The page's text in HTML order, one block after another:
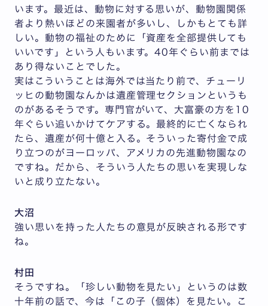
います。最近は、動物に対する思いが、動物園関係
者より熱いほどの来園者が多いし、しかもとても詳
しい。動物の福祉のために「資産を全部提供しても
いいです」という人もいます。40年ぐらい前までは
あり得ないことでした。
実はこういうことは海外では当たり前で、チューリ
ッヒの動物園なんかは遺産管理セクションというも
のがあるそうです。専門官がいて、大富豪の方を10
年ぐらい追いかけてケアする。最終的に亡くなられ
たら、遺産が何十億と入る。そういった寄付金で成
り立つのがヨーロッパ、アメリカの先進動物園なの
ですね。だから、そういう人たちの思いを実現しな
いと成り立たない。
大沼
強い思いを持った人たちの意見が反映される形です
ね。
村田
そうですね。「珍しい動物を見たい」というのは数
十年前の話で、今は「この子（個体）を見たい。こ